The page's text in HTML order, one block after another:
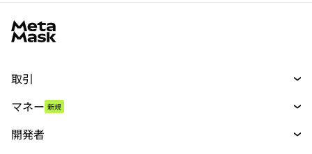
取引
パーペチュアル
マネー 新規
開発者